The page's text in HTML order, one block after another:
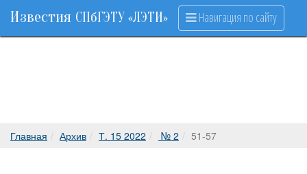
Известия СПбГЭТУ «ЛЭТИ» Навигация по сайту
Главная Архив Т. 15 2022 № 2 51-57